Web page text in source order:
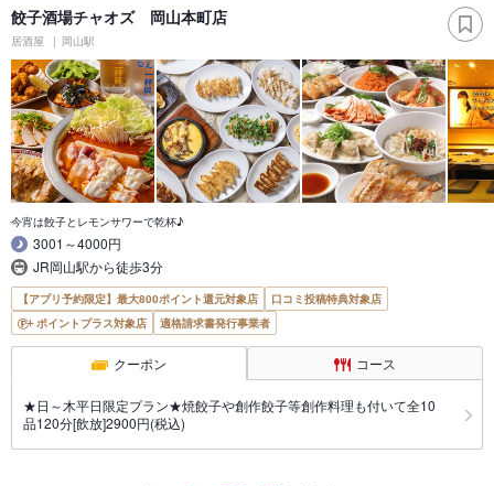
餃子酒場チャオズ 岡山本町店
居酒屋 岡山駅
今宵は餃子とレモンサワーで乾杯♪
3001～4000円
JR岡山駅から徒歩3分
【アプリ予約限定】最大800ポイント還元対象店
口コミ投稿特典対象店
ポイントプラス対象店
適格請求書発行事業者
クーポン コース
★日～木平日限定プラン★焼餃子や創作餃子等創作料理も付いて全10
品120分[飲放]2900円(税込)